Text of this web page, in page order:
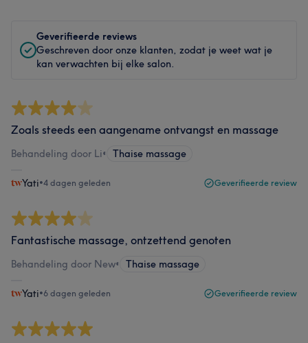
Geverifieerde reviews
Geschreven door onze klanten, zodat je weet wat je
kan verwachten bij elke salon.
Zoals steeds een aangename ontvangst en massage
Behandeling door Li• Thaise massage
Yati•4 dagen geleden Geverifieerde review
Fantastische massage, ontzettend genoten
Behandeling door New• Thaise massage
Yati•6 dagen geleden Geverifieerde review